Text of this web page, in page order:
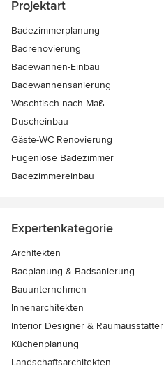
Projektart
Badezimmerplanung
Badrenovierung
Badewannen-Einbau
Badewannensanierung
Waschtisch nach Maß
Duscheinbau
Gäste-WC Renovierung
Fugenlose Badezimmer
Badezimmereinbau
Expertenkategorie
Architekten
Badplanung & Badsanierung
Bauunternehmen
Innenarchitekten
Interior Designer & Raumausstatter
Küchenplanung
Landschaftsarchitekten